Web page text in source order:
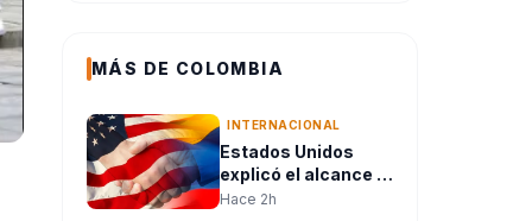
MÁS DE COLOMBIA
INTERNACIONAL
Estados Unidos
explicó el alcance y
en qué consiste el
Hace 2h